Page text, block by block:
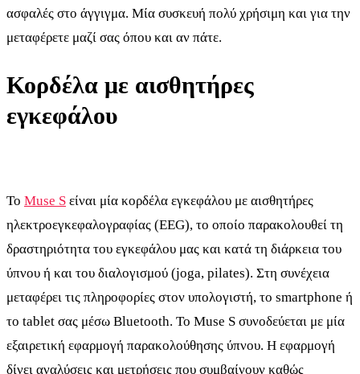
ασφαλές στο άγγιγμα. Μία συσκευή πολύ χρήσιμη και για την
μεταφέρετε μαζί σας όπου και αν πάτε.
Κορδέλα με αισθητήρες
εγκεφάλου
Το Muse S είναι μία κορδέλα εγκεφάλου με αισθητήρες
ηλεκτροεγκεφαλογραφίας (EEG), το οποίο παρακολουθεί τη
δραστηριότητα του εγκεφάλου μας και κατά τη διάρκεια του
ύπνου ή και του διαλογισμού (joga, pilates). Στη συνέχεια
μεταφέρει τις πληροφορίες στον υπολογιστή, το smartphone ή
το tablet σας μέσω Bluetooth. Το Muse S συνοδεύεται με μία
εξαιρετική εφαρμογή παρακολούθησης ύπνου. Η εφαρμογή
δίνει αναλύσεις και μετρήσεις που συμβαίνουν καθώς